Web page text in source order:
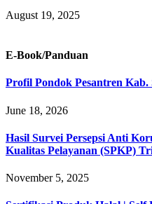
August 19, 2025
E-Book/Panduan
Profil Pondok Pesantren Kab.
June 18, 2026
Hasil Survei Persepsi Anti
Kualitas Pelayanan (SPKP)
November 5, 2025